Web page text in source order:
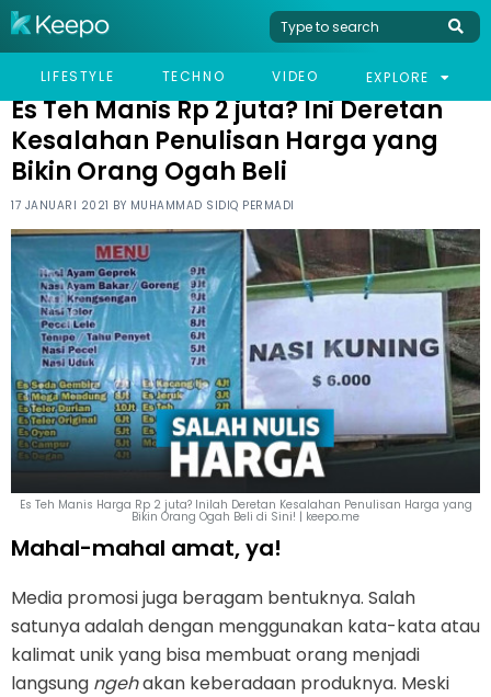
LIFESTYLE TECHNO VIDEO EXPLORE
HOME HUMOR
ES TEH MANIS RP 2 JUTA? INI DERETAN KESALAHAN PENULISAN
Es Teh Manis Rp 2 juta? Ini Deretan
Kesalahan Penulisan Harga yang
Bikin Orang Ogah Beli
17 JANUARI 2021 BY MUHAMMAD SIDIQ PERMADI
Es Teh Manis Harga Rp 2 juta? Inilah Deretan Kesalahan Penulisan Harga yang
Bikin Orang Ogah Beli di Sini! | keepo.me
Mahal-mahal amat, ya!
Media promosi juga beragam bentuknya. Salah
satunya adalah dengan menggunakan kata-kata atau
kalimat unik yang bisa membuat orang menjadi
langsung ngehakan keberadaan produknya. Meski